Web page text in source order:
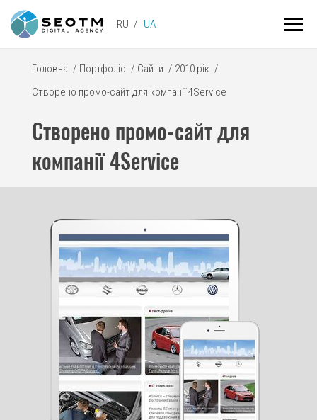
RU UA
Головна / Портфоліо / Сайти / 2010 рік /
Створено промо-сайт для компанії 4Service
Створено промо-сайт для
компанії 4Service
send